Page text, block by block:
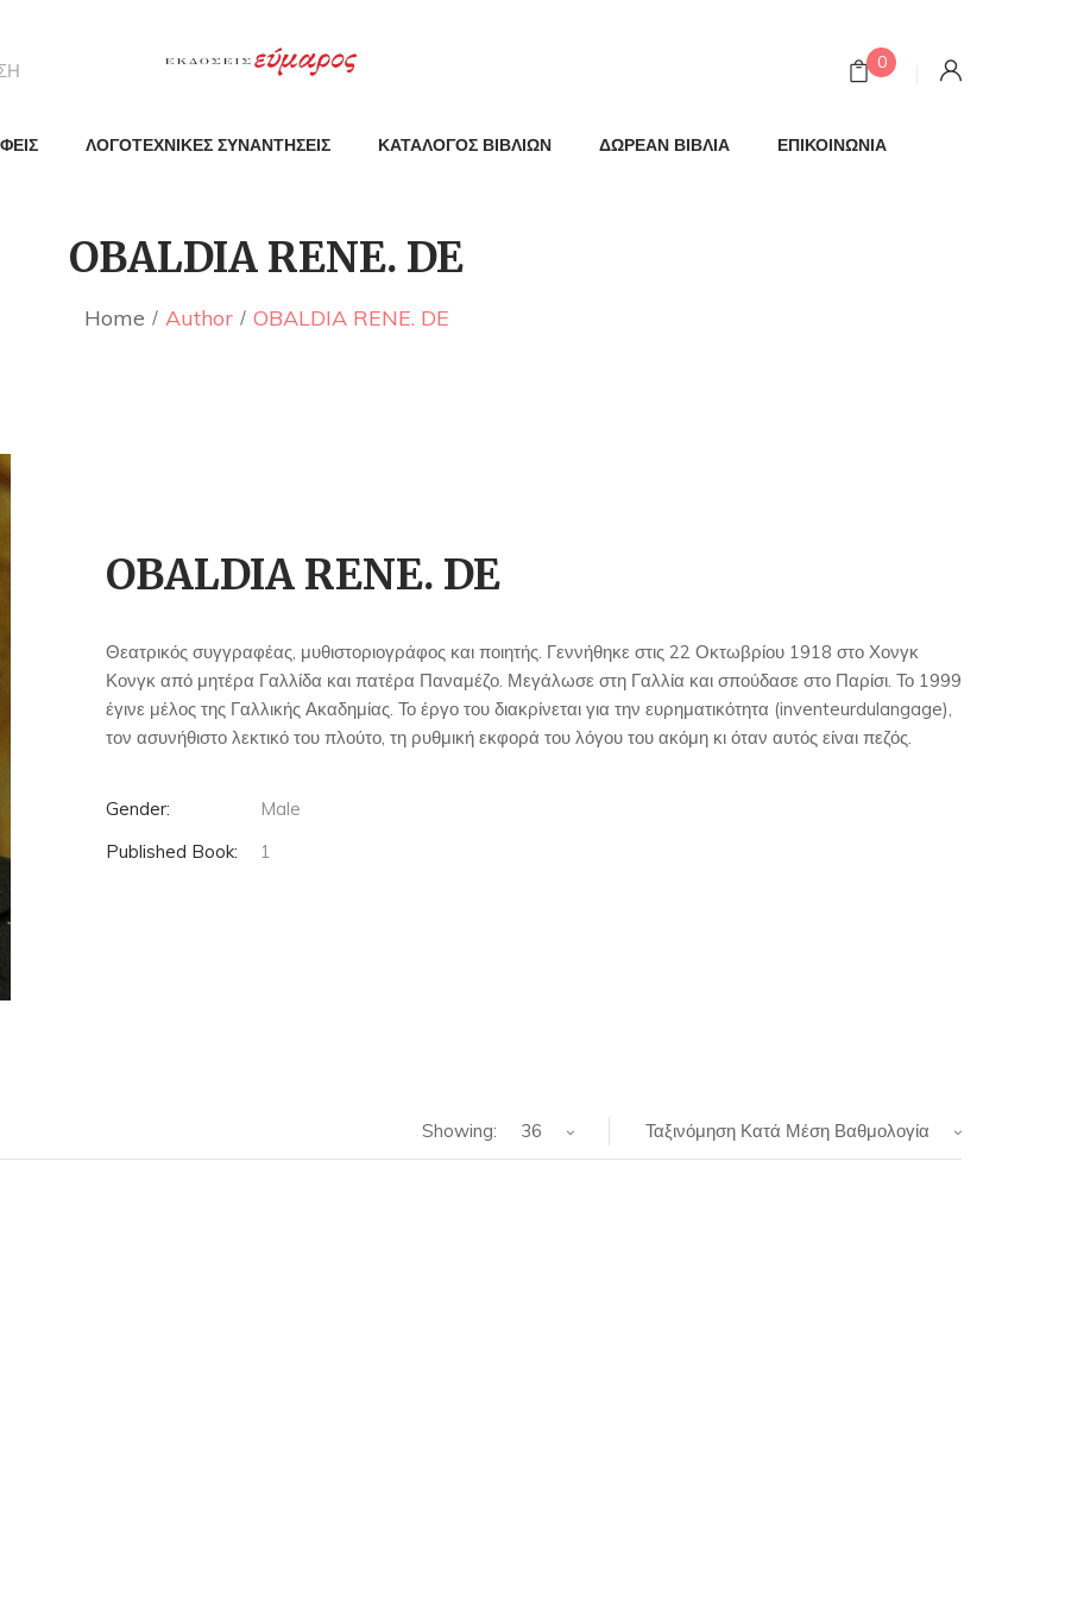
0
ΛΟΓΟΤΕΧΝΙΚΕΣ ΣΥΝΑΝΤΗΣΕΙΣ ΚΑΤΑΛΟΓΟΣ ΒΙΒΛΙΩΝ ΔΩΡΕΑΝ ΒΙΒΛΙΑ ΕΠΙΚΟΙΝΩΝΙΑ
OBALDIA RENE. DE
Home Author OBALDIA RENE. DE
OBALDIA RENE. DE
Θεατρικός συγγραφέας, μυθιστοριογράφος και ποιητής. Γεννήθηκε στις 22 Οκτωβρίου 1918 στο Χονγκ
Κονγκ από μητέρα Γαλλίδα και πατέρα Παναμέζο. Μεγάλωσε στη Γαλλία και σπούδασε στο Παρίσι. Το 1999
έγινε μέλος της Γαλλικής Ακαδημίας. Το έργο του διακρίνεται για την ευρηματικότητα (inventeurdulangage),
τον ασυνήθιστο λεκτικό του πλούτο, τη ρυθμική εκφορά του λόγου του ακόμη κι όταν αυτός είναι πεζός.
Gender:
Male
Published Book:
1
Ταξινόμηση Κατά Μέση Βαθμολογία
Showing: 36